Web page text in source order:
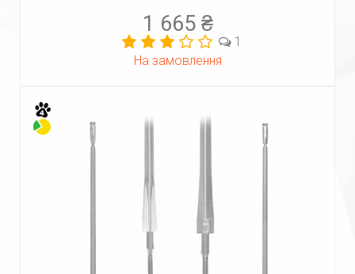
1 665 ₴
1
На замовлення